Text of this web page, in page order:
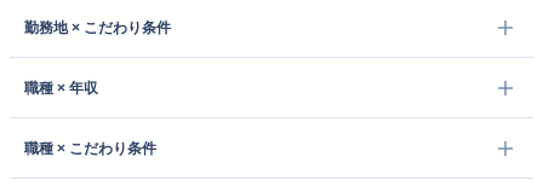
勤務地 × こだわり条件
職種 × 年収
職種 × こだわり条件